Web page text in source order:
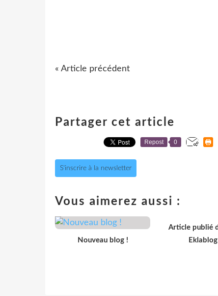
« Article précédent
Partager cet article
Repost 0
S'inscrire à la newsletter
Vous aimerez aussi :
Nouveau blog !
Article publié
Eklablog